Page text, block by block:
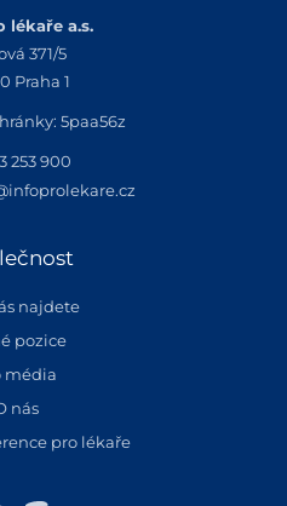
lékaře a.s.
371/5
Praha 1
5paa56z
253 900
najdete
pozice
média
nás
pro lékaře